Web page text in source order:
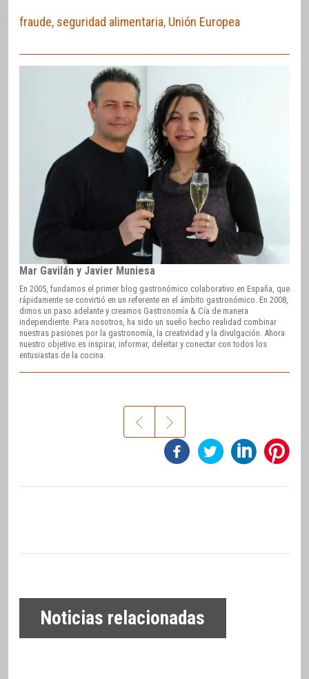
fraude, seguridad alimentaria, Unión Europea
Mar Gavilán y Javier Muniesa
En 2005, fundamos el primer blog gastronómico colaborativo en España, que
rápidamente se convirtió en un referente en el ámbito gastronómico. En 2008,
dimos un paso adelante y creamos Gastronomía & Cía de manera
independiente. Para nosotros, ha sido un sueño hecho realidad combinar
nuestras pasiones por la gastronomía, la creatividad y la divulgación. Ahora
nuestro objetivo es inspirar, informar, deleitar y conectar con todos los
entusiastas de la cocina.
Noticias relacionadas